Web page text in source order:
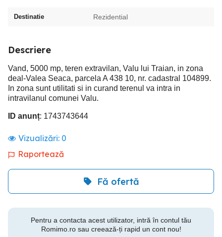
Destinatie Rezidential
Descriere
Vand, 5000 mp, teren extravilan, Valu lui Traian, in zona
deal-Valea Seaca, parcela A 438 10, nr. cadastral 104899.
In zona sunt utilitati si in curand terenul va intra in
intravilanul comunei Valu.
ID anunț: 1743743644
Vizualizări: 0
Raportează
Fă ofertă
Pentru a contacta acest utilizator, intră în contul tău
Romimo.ro sau creează-ți rapid un cont nou!